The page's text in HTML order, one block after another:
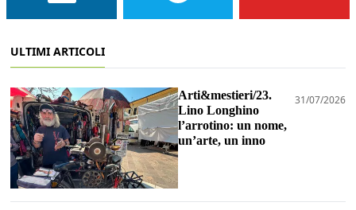
ULTIMI ARTICOLI
Arti&mestieri/23.
Lino Longhino
l’arrotino: un nome,
un’arte, un inno
31/07/2026